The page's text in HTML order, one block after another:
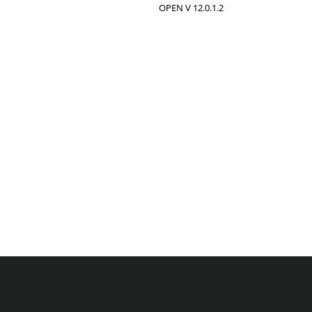
OPEN V 12.0.1.2